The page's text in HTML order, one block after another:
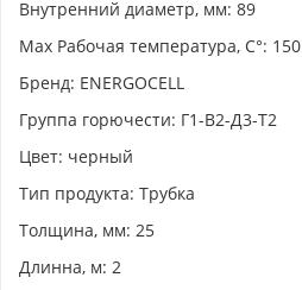
Внутренний диаметр, мм: 89
Max Рабочая температура, C°: 150
Бренд: ENERGOCELL
Группа горючести: Г1-В2-Д3-Т2
Цвет: черный
Тип продукта: Трубка
Толщина, мм: 25
Длинна, м: 2